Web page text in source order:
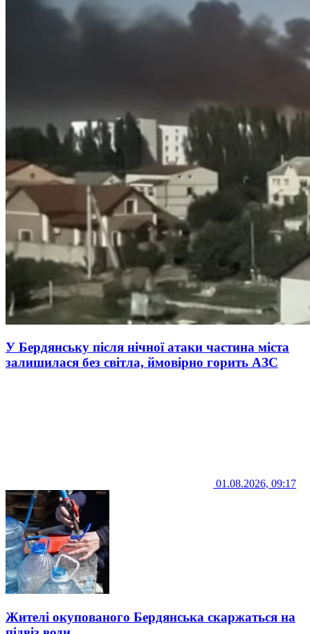
У Бердянську після нічної атаки частина міста
залишилася без світла, ймовірно горить АЗС
01.08.2026, 09:17
Жителі окупованого Бердянська скаржаться на